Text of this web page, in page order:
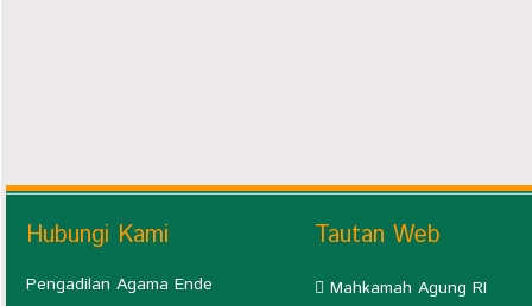
Hubungi Kami
Pengadilan Agama Ende
Tautan Web
Mahkamah Agung RI